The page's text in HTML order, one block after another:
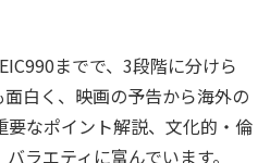
までで、3段階に分けら
白く、映画の予告から海外の
要なポイント解説、文化的・倫
ラエティに富んでいます。